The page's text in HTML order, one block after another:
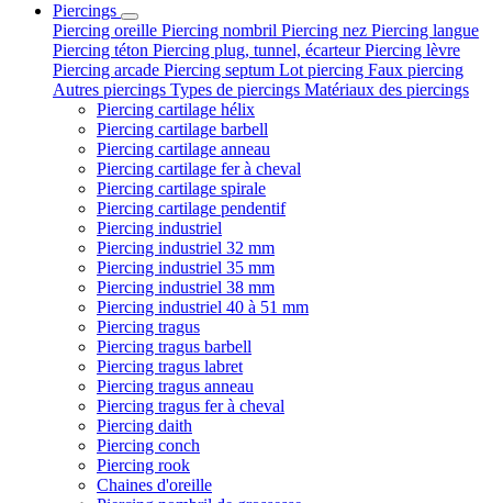
Piercings
Piercing oreille Piercing nombril Piercing nez Piercing langue
Piercing téton Piercing plug, tunnel, écarteurPiercing lèvre
Piercing arcade Piercing septum Lot piercing Faux piercing
Autres piercings Types de piercings Matériaux des piercings
Piercing cartilage hélix
Piercing cartilage barbell
Piercing cartilage anneau
Piercing cartilage fer à cheval
Piercing cartilage spirale
Piercing cartilage pendentif
Piercing industriel
Piercing industriel 32 mm
Piercing industriel 35 mm
Piercing industriel 38 mm
Piercing industriel 40 à 51 mm
Piercing tragus
Piercing tragus barbell
Piercing tragus labret
Piercing tragus anneau
Piercing tragus fer à cheval
Piercing daith
Piercing conch
Piercing rook
Chaines d'oreille